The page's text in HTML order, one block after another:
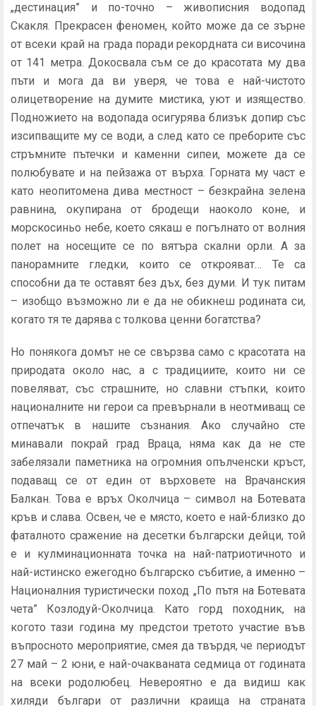
„дестинация” и по-точно – живописния водопад
Скакля. Прекрасен феномен, който може да се зърне
от всеки край на града поради рекордната си височина
от 141 метра. Докосвала съм се до красотата му два
пъти и мога да ви уверя, че това е най-чистото
олицетворение на думите мистика, уют и изящество.
Подножието на водопада осигурява близък допир със
изсипващите му се води, а след като се преборите със
стръмните пътечки и каменни сипеи, можете да се
полюбувате и на пейзажа от върха. Горната му част е
като неопитомена дива местност – безкрайна зелена
равнина, окупирана от бродещи наоколо коне, и
морскосиньо небе, което сякаш е погълнато от волния
полет на носещите се по вятъра скални орли. А за
панорамните гледки, които се открояват… Те са
способни да те оставят без дъх, без думи. И тук питам
– изобщо възможно ли е да не обикнеш родината си,
когато тя те дарява с толкова ценни богатства?
Но понякога домът не се свързва само с красотата на
природата около нас, а с традициите, които ни се
повеляват, със страшните, но славни стъпки, които
националните ни герои са превърнали в неотмиващ се
отпечатък в нашите съзнания. Ако случайно сте
минавали покрай град Враца, няма как да не сте
забелязали паметника на огромния опълченски кръст,
подаващ се от един от върховете на Врачанския
Балкан. Това е връх Околчица – символ на Ботевата
кръв и слава. Освен, че е място, което е най-близко до
фаталното сражение на десетки български дейци, той
е и кулминационната точка на най-патриотичното и
най-истинско ежегодно българско събитие, а именно –
Националния туристически поход „По пътя на Ботевата
чета” Козлодуй-Околчица. Като горд походник, на
когото тази година му предстои третото участие във
въпросното мероприятие, смея да твърдя, че периодът
27 май – 2 юни, е най-очакваната седмица от годината
на всеки родолюбец. Невероятно е да видиш как
хиляди българи от различни краища на страната